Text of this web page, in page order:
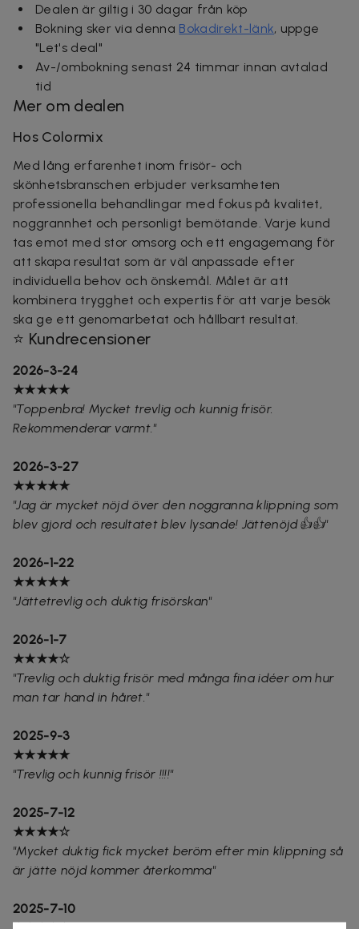
Dealen är giltig i 30 dagar från köp
Bokning sker via denna Bokadirekt-länk, uppge
"Let's deal"
Av-/ombokning senast 24 timmar innan avtalad
tid
Mer om dealen
Hos Colormix
Med lång erfarenhet inom frisör- och
skönhetsbranschen erbjuder verksamheten
professionella behandlingar med fokus på kvalitet,
noggrannhet och personligt bemötande. Varje kund
tas emot med stor omsorg och ett engagemang för
att skapa resultat som är väl anpassade efter
individuella behov och önskemål. Målet är att
kombinera trygghet och expertis för att varje besök
ska ge ett genomarbetat och hållbart resultat.
⭐ Kundrecensioner
2026-3-24
★★★★★
"Toppenbra! Mycket trevlig och kunnig frisör.
Rekommenderar varmt."
2026-3-27
★★★★★
"Jag är mycket nöjd över den noggranna klippning som
blev gjord och resultatet blev lysande! Jättenöjd👍👍"
2026-1-22
★★★★★
"Jättetrevlig och duktig frisörskan"
2026-1-7
★★★★☆
"Trevlig och duktig frisör med många fina idéer om hur
man tar hand in håret."
2025-9-3
★★★★★
"Trevlig och kunnig frisör !!!!"
2025-7-12
★★★★☆
"Mycket duktig fick mycket beröm efter min klippning så
är jätte nöjd kommer återkomma"
2025-7-10